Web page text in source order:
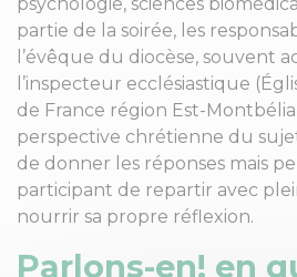
partie de la soirée, les
l’évêque du diocèse, souvent
l’inspecteur ecclésiastique
de France région Est-
perspective chrétienne du
de donner les réponses mais
participant de repartir avec
nourrir sa propre réflexion.
Parlons-en! en